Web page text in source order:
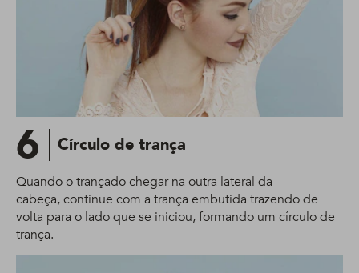
6 Círculo de trança
Quando o trançado chegar na outra lateral da
cabeça, continue com a trança embutida trazendo de
volta para o lado que se iniciou, formando um círculo de
trança.